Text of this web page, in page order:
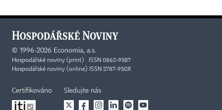
© 1996-2026 Economia, a.s.
Hospodářské noviny (print) ISSN 0862-9587
Hospodářské noviny (online) ISSN 2787-950X
Certifikováno Sledujte nás